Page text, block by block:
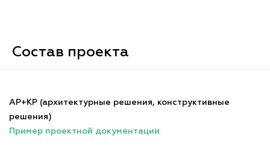
Состав проекта
АР+КР (архитектурные решения, конструктивные
решения)
Пример проектной документации